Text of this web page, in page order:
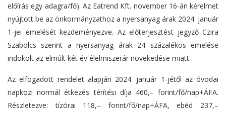
előírás egy adagra/fő). Az Eatrend Kft. november 16-án kérelmet
nyújtott be az önkormányzathoz a nyersanyag árak 2024. január
1-jei emelését kezdeményezve. Az előterjesztést jegyző Czira
Szabolcs szerint a nyersanyag árak 24 százalékos emelése
indokolt az elmúlt két év élelmiszerár növekedése miatt.
Az elfogadott rendelet alapján 2024. január 1-jétől az óvodai
napközi normál étkezés térítési díja 460,– forint/fő/nap+ÁFA.
Részletezve: tízórai 118,– forint/fő/nap+ÁFA, ebéd 237,–